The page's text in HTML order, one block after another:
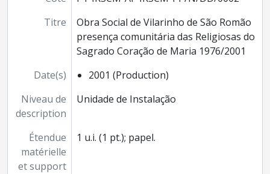
Titre
Obra Social de Vilarinho de São Romão
presença comunitária das Religiosas do
Sagrado Coração de Maria 1976/2001
Date(s)
2001 (Production)
Niveau de
description
Unidade de Instalação
Étendue
matérielle
et support
1 u.i. (1 pt.); papel.